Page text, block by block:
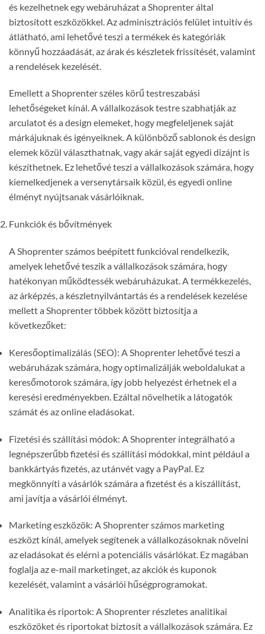
és kezelhetnek egy webáruházat a Shoprenter által
biztosított eszközökkel. Az adminisztrációs felület intuitív és
átlátható, ami lehetővé teszi a termékek és kategóriák
könnyű hozzáadását, az árak és készletek frissítését, valamint
a rendelések kezelését.
Emellett a Shoprenter széles körű testreszabási
lehetőségeket kínál. A vállalkozások testre szabhatják az
arculatot és a design elemeket, hogy megfeleljenek saját
márkájuknak és igényeiknek. A különböző sablonok és design
elemek közül választhatnak, vagy akár saját egyedi dizájnt is
készíthetnek. Ez lehetővé teszi a vállalkozások számára, hogy
kiemelkedjenek a versenytársaik közül, és egyedi online
élményt nyújtsanak vásárlóiknak.
Funkciók és bővítmények
A Shoprenter számos beépített funkcióval rendelkezik,
amelyek lehetővé teszik a vállalkozások számára, hogy
hatékonyan működtessék webáruházukat. A termékkezelés,
az árképzés, a készletnyilvántartás és a rendelések kezelése
mellett a Shoprenter többek között biztosítja a
következőket:
Keresőoptimalizálás (SEO): A Shoprenter lehetővé teszi a
webáruházak számára, hogy optimalizálják weboldalukat a
keresőmotorok számára, így jobb helyezést érhetnek el a
keresési eredményekben. Ezáltal növelhetik a látogatók
számát és az online eladásokat.
Fizetési és szállítási módok: A Shoprenter integrálható a
legnépszerűbb fizetési és szállítási módokkal, mint például a
bankkártyás fizetés, az utánvét vagy a PayPal. Ez
megkönnyíti a vásárlók számára a fizetést és a kiszállítást,
ami javítja a vásárlói élményt.
Marketing eszközök: A Shoprenter számos marketing
eszközt kínál, amelyek segítenek a vállalkozásoknak növelni
az eladásokat és elérni a potenciális vásárlókat. Ez magában
foglalja az e-mail marketinget, az akciók és kuponok
kezelését, valamint a vásárlói hűségprogramokat.
Analitika és riportok: A Shoprenter részletes analitikai
eszközöket és riportokat biztosít a vállalkozások számára. Ez